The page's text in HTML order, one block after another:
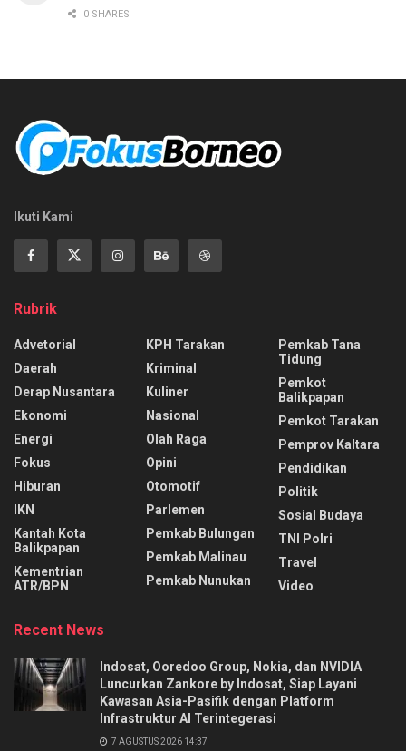
0 SHARES
Ikuti Kami
Rubrik
Advetorial
Daerah
Derap Nusantara
Ekonomi
Energi
Fokus
Hiburan
IKN
Kantah Kota
Balikpapan
Kementrian
ATR/BPN
KPH Tarakan
Kriminal
Kuliner
Nasional
Olah Raga
Opini
Otomotif
Parlemen
Pemkab Bulungan
Pemkab Malinau
Pemkab Nunukan
Pemkab Tana
Tidung
Pemkot
Balikpapan
Pemkot Tarakan
Pemprov Kaltara
Pendidikan
Politik
Sosial Budaya
TNI Polri
Travel
Video
Recent News
Indosat, Ooredoo Group, Nokia, dan NVIDIA
Luncurkan Zankore by Indosat, Siap Layani
Kawasan Asia-Pasifik dengan Platform
Infrastruktur AI Terintegerasi
7 AGUSTUS 2026 14:37